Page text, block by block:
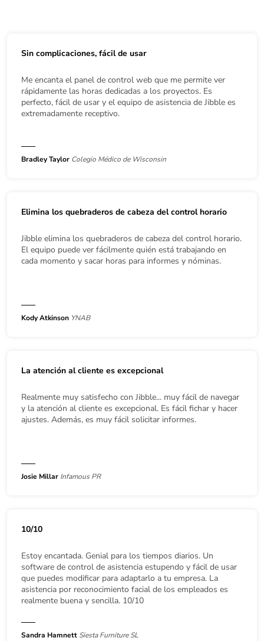
Sin complicaciones, fácil de usar
Me encanta el panel de control web que me permite ver
rápidamente las horas dedicadas a los proyectos. Es
perfecto, fácil de usar y el equipo de asistencia de Jibble es
extremadamente receptivo.
Bradley Taylor Colegio Médico de Wisconsin
Elimina los quebraderos de cabeza del control horario
Jibble elimina los quebraderos de cabeza del control horario.
El equipo puede ver fácilmente quién está trabajando en
cada momento y sacar horas para informes y nóminas.
Kody Atkinson YNAB
La atención al cliente es excepcional
Realmente muy satisfecho con Jibble... muy fácil de navegar
y la atención al cliente es excepcional. Es fácil fichar y hacer
ajustes. Además, es muy fácil solicitar informes.
Josie Millar Infamous PR
10/10
Estoy encantada. Genial para los tiempos diarios. Un
software de control de asistencia estupendo y fácil de usar
que puedes modificar para adaptarlo a tu empresa. La
asistencia por reconocimiento facial de los empleados es
realmente buena y sencilla. 10/10
Sandra Hamnett Siesta Furniture SL